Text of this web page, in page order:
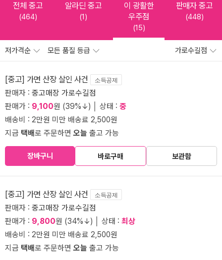
전체 중고
(464)
알라딘 중고
(1)
이 광활한
우주점
(15)
판매자 중고
(448)
저가격순 모든 품질 등급 가로수길점
[중고] 가면 산장 살인 사건 소득공제
판매자 : 중고매장 가로수길점
판매가 : 9,100원 (39%↓) │ 상태 : 중
배송비 : 2만원 미만 배송료 2,500원
지금 택배로 주문하면오늘 출고 가능
장바구니 바로구매 보관함
[중고] 가면 산장 살인 사건 소득공제
판매자 : 중고매장 가로수길점
판매가 : 9,800원 (34%↓) │ 상태 : 최상
배송비 : 2만원 미만 배송료 2,500원
지금 택배로 주문하면오늘 출고 가능